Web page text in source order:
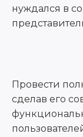
нуждался в
Провести
сделав его